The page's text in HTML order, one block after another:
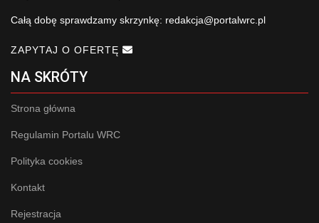
Całą dobę sprawdzamy skrzynkę: redakcja@portalwrc.pl
ZAPYTAJ O OFERTĘ
NA SKRÓTY
Strona główna
Regulamin Portalu WRC
Polityka cookies
Kontakt
Rejestracja